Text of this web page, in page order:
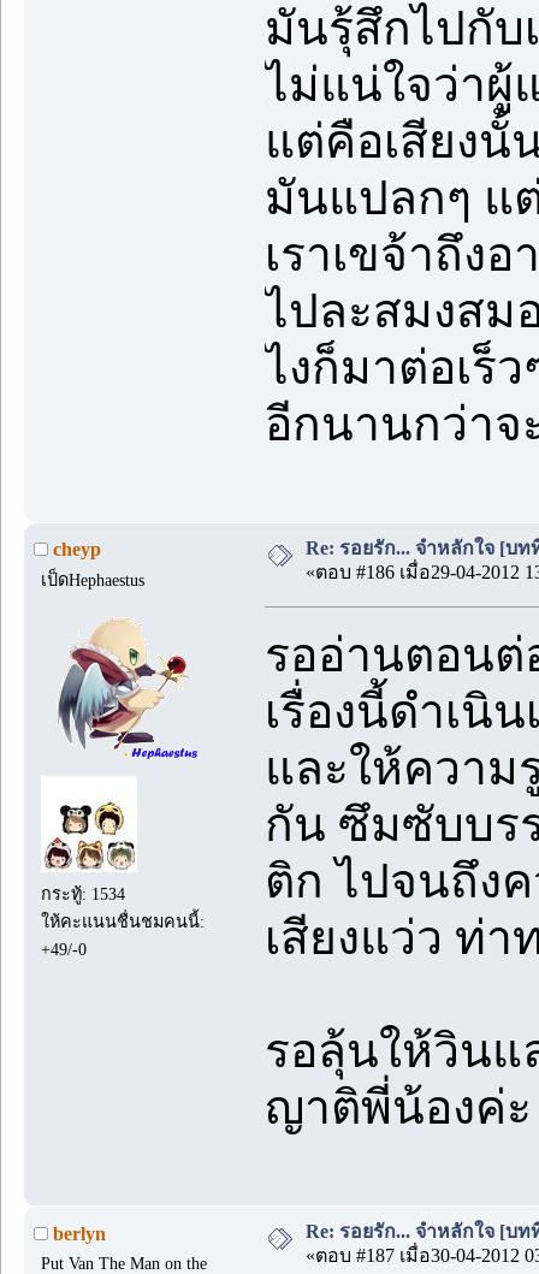
มันรุ้สึกไปกับ
ไม่แน่ใจว่าผู้
แต่คือเสียง
มันแปลกๆ แ
เราเขจ้าถึง
ไปละสมงสม
ไงก็มาต่อเร็ว
อีกนานกว่าจ
cheyp
เป็ดHephaestus
กระทู้: 1534
ให้คะแนนชื่นชมคนนี้:
+49/-0
Re: รอยรัก... จำหลักใจ [บท
«ตอบ #186 เมื่อ29-04-2012
รออ่านตอนต่
เรื่องนี้ดำเนิ
และให้ความ
กัน ซึมซับบร
ติก ไปจนถึง
เสียงแว่ว ท่า
รอลุ้นให้วิน
ญาติพี่น้องค่ะ
berlyn
Put Van The Man on the
Re: รอยรัก... จำหลักใจ [บท
«ตอบ #187 เมื่อ30-04-2012